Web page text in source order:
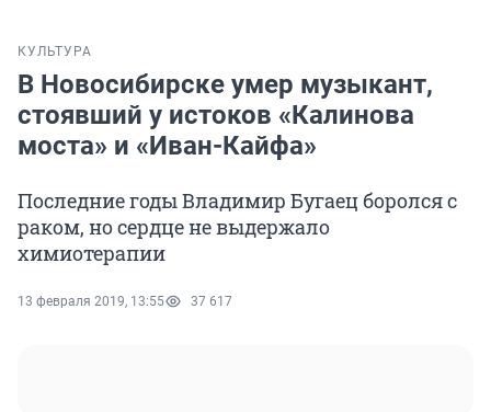
КУЛЬТУРА
В Новосибирске умер музыкант,
стоявший у истоков «Калинова
моста» и «Иван-Кайфа»
Последние годы Владимир Бугаец боролся с
раком, но сердце не выдержало
химиотерапии
13 февраля 2019, 13:55 37 617